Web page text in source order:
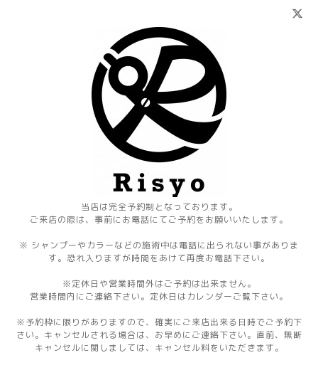
当店は完全予約制となっております。
ご来店の際は、事前にお電話にてご予約をお願いいたします。
※ シャンプーやカラーなどの施術中は電話に出られない事がありま
す。恐れ入りますが時間をあけて再度お電話下さい。
※定休日や営業時間外はご予約は出来ません。
営業時間内にご連絡下さい。定休日はカレンダーご覧下さい。
※予約枠に限りがありますので、確実にご来店出来る日時でご予約下
さい。キャンセルされる場合は、お早めにご連絡下さい。直前、無断
キャンセルに関しましては、キャンセル料をいただきます。